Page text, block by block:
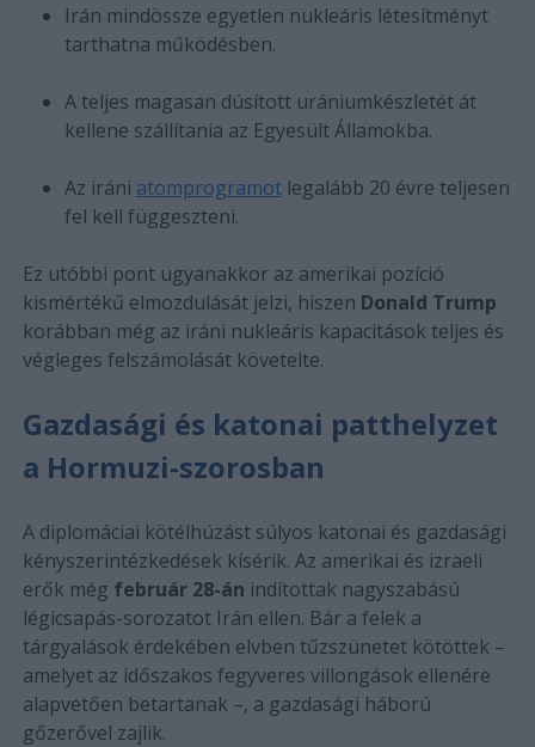
Irán mindössze egyetlen nukleáris létesítményt
tarthatna működésben.
A teljes magasan dúsított urániumkészletét át
kellene szállítania az Egyesült Államokba.
Az iráni atomprogramotlegalább 20 évre teljesen
fel kell függeszteni.
Ez utóbbi pont ugyanakkor az amerikai pozíció
kismértékű elmozdulását jelzi, hiszen Donald Trump
korábban még az iráni nukleáris kapacitások teljes és
végleges felszámolását követelte.
Gazdasági és katonai patthelyzet
a Hormuzi-szorosban
A diplomáciai kötélhúzást súlyos katonai és gazdasági
kényszerintézkedések kísérik. Az amerikai és izraeli
erők még február 28-án indítottak nagyszabású
légicsapás-sorozatot Irán ellen. Bár a felek a
tárgyalások érdekében elvben tűzszünetet kötöttek –
amelyet az időszakos fegyveres villongások ellenére
alapvetően betartanak –, a gazdasági háború
gőzerővel zajlik.